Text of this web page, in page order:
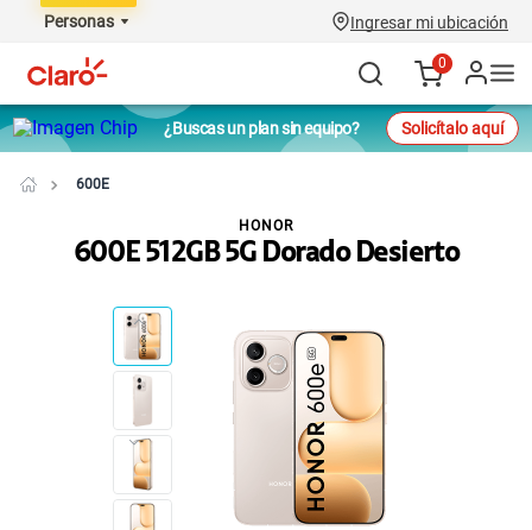
Personas Ingresar mi ubicación
0
¿Buscas un plan sin equipo? Solicítalo aquí
600E
600E 512GB 5G Dorado Desierto
HONOR